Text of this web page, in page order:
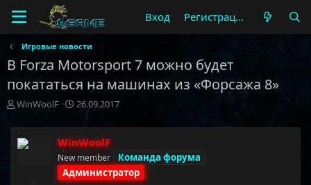
Вход Регистрация
Игровые новости
В Forza Motorsport 7 можно будет
покататься на машинах из «Форсажа 8»
А
т
о
р
WinWoolF
Д
т
а
н
а
ч
26.09.2017
WinWoolF
New member
Команда форума
Администратор